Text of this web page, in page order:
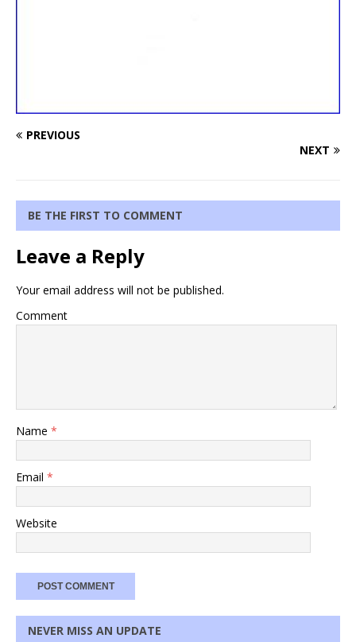
PREVIOUS
NEXT
BE THE FIRST TO COMMENT
Leave a Reply
Your email address will not be published.
Comment
Name *
Email *
Website
NEVER MISS AN UPDATE